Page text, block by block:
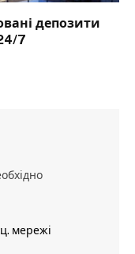
депозити
7
мережі